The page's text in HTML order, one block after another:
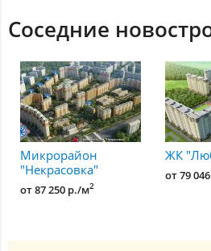
Соседние
Микрорайон
"Некрасовка"
от 87 250 р./м2
ЖК
от 79